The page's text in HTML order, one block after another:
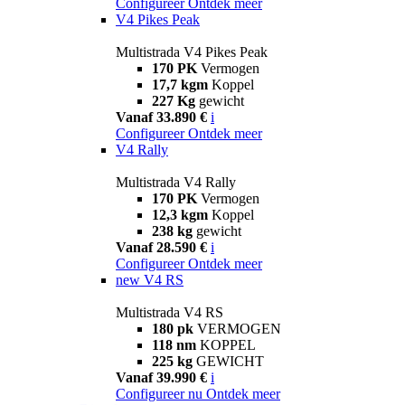
V4 Pikes Peak
Multistrada V4 Pikes Peak
170 PK Vermogen
17,7 kgm Koppel
227 Kg gewicht
Vanaf 33.890 € i
Configureer Ontdek meer
V4 Rally
Multistrada V4 Rally
170 PK Vermogen
12,3 kgm Koppel
238 kg gewicht
Vanaf 28.590 € i
Configureer Ontdek meer
new V4 RS
Multistrada V4 RS
180 pk VERMOGEN
118 nm KOPPEL
225 kg GEWICHT
Vanaf 39.990 € i
Configureer nu Ontdek meer